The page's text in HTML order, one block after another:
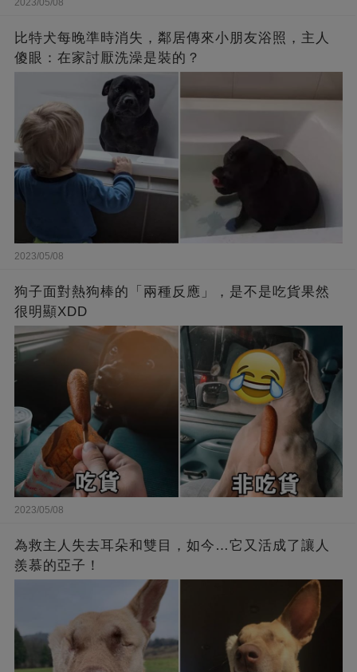
2023/05/08
比特犬每晚準時消失，鄰居傳來小朋友浴照，主人
傻眼：在家討厭洗澡是裝的？
2023/05/08
狗子面對熱狗棒的「兩種反應」，是不是吃貨果然
很明顯XDD
2023/05/08
為救主人失去耳朵和雙目，如今…它又活成了讓人
羨慕的亞子！